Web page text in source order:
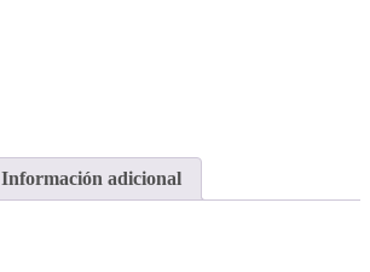
Información adicional